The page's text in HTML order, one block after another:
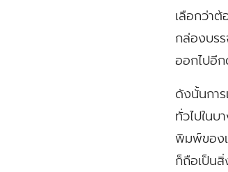
เลือกว่า
กล่องบร
ออกไปอี
ดังนั้นกา
ทั่วไปใน
พิมพ์ของ
ก็ถือเป็น